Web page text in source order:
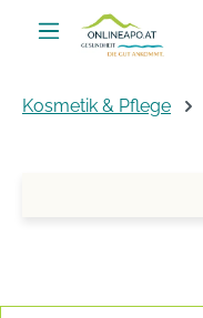
Zum Hauptinhalt springen
Kosmetik & Pflege